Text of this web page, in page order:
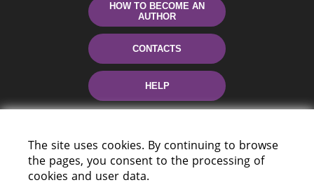
HOW TO BECOME AN
AUTHOR
CONTACTS
HELP
The site uses cookies. By continuing to browse
the pages, you consent to the processing of
cookies and user data.